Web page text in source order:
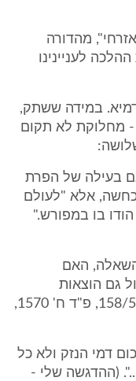
מהדורה
4 מביא את ההלכה לעניינינו
במידה ששתק,
מחלוקת לא תקום
בעילה של הפרת
הכחשה, אלא "לעולם
בו במפורש."
השאלה, האם
גם הוצאות
שהוצאו לשלם הקטנת נזק? בע"א 158/53, פ"ד ח' 1570,
דמי הנזק ולא כל
(ההדגשה שלי -